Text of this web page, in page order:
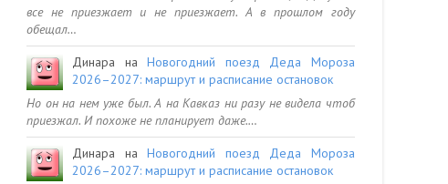
все не приезжает и не приезжает. А в прошлом году
обещал…
Динара наНовогодний поезд Деда Мороза
2026–2027: маршрут и расписание остановок
Но он на нем уже был. А на Кавказ ни разу не видела чтоб
приезжал. И похоже не планирует даже.…
Динара наНовогодний поезд Деда Мороза
2026–2027: маршрут и расписание остановок